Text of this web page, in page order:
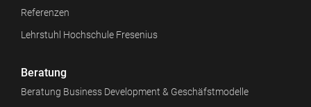
Referenzen
Lehrstuhl Hochschule Fresenius
Beratung
Beratung Business Development & Geschäfstmodelle